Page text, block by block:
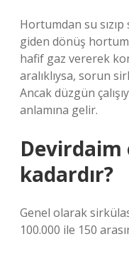
Hortumdan su sızıp
giden dönüş
hafif gaz vererek
aralıklıysa, sorun
Ancak düzgün
anlamına gelir.
Devirdaim
kadardır?
Genel olarak
100.000 ile 150